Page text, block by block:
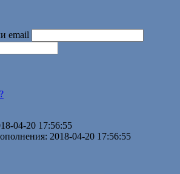
email
04-20 17:56:55
2018-04-20 17:56:55